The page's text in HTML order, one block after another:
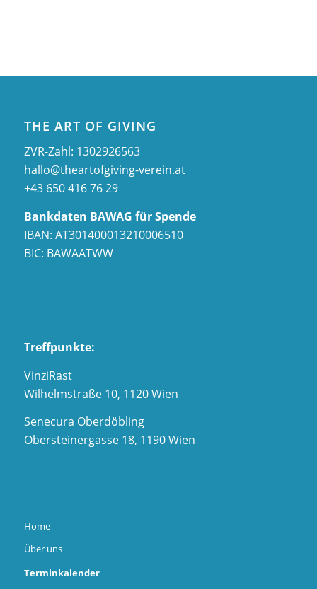
THE ART OF GIVING
ZVR-Zahl: 1302926563
hallo@theartofgiving-verein.at
+43 650 416 76 29
Bankdaten BAWAG für Spende
IBAN: AT301400013210006510
BIC: BAWAATWW
Treffpunkte:
VinziRast
Wilhelmstraße 10, 1120 Wien
Senecura Oberdöbling
Obersteinergasse 18, 1190 Wien
Home
Über uns
Terminkalender